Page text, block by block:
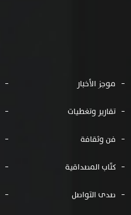
موجز الأخبار
تقارير وتغطيات
فن وثقافة
كتّاب المصداقية
صدى التواصل